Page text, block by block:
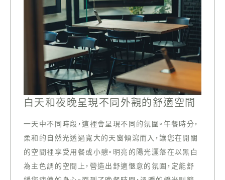
白天和夜晚呈現不同外觀的舒適空間
一天中不同時段，這裡會呈現不同的氛圍。午餐時分，
柔和的自然光透過寬大的天窗傾瀉而入，讓您在開闊
的空間裡享受用餐或小憩。明亮的陽光灑落在以黑白
為主色調的空間上，營造出舒適愜意的氛圍，定能舒